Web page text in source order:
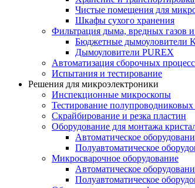
Чистые помещения для
Шкафы сухого хранения
Фильтрация дыма, вредных газов
Бюджетные дымоуловители
Дымоуловители PUREX
Автоматизация сборочных
Испытания и тестирование
Решения для микроэлектроники
Инспекционные микроскопы
Тестирование полупроводниковых
Скрайбирование и резка пластин
Оборудование для монтажа
Автоматическое
Полуавтоматическое
Микросварочное оборудование
Автоматическое
Полуавтоматическое